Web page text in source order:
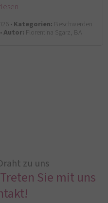
•Kategorien: Beschwerden
Autor: Florentina Sgarz, BA
zu uns
Sie mit uns